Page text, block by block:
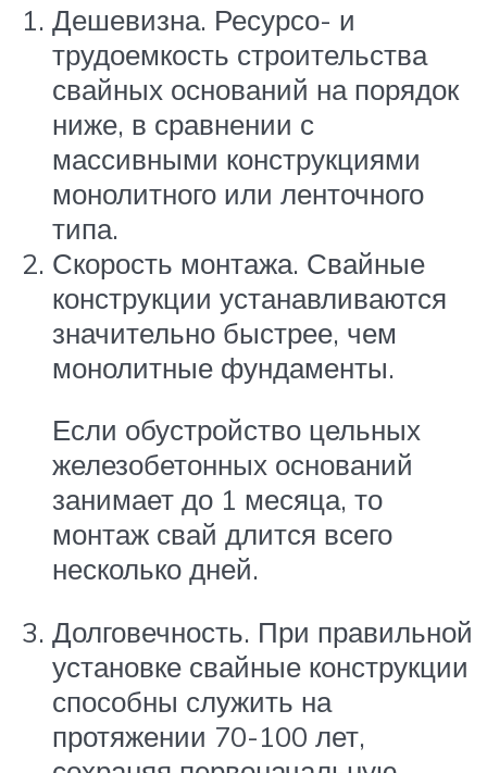
Дешевизна. Ресурсо- и
трудоемкость строительства
свайных оснований на порядок
ниже, в сравнении с
массивными конструкциями
монолитного или ленточного
типа.
Скорость монтажа. Свайные
конструкции устанавливаются
значительно быстрее, чем
монолитные фундаменты.
Если обустройство цельных
железобетонных оснований
занимает до 1 месяца, то
монтаж свай длится всего
несколько дней.
Долговечность. При правильной
установке свайные конструкции
способны служить на
протяжении 70-100 лет,